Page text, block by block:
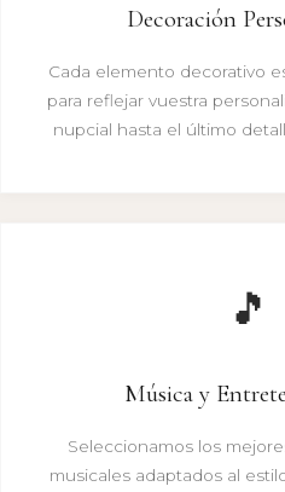
Decoración
Cada elemento decorativo
para reflejar vuestra
nupcial hasta el último
🎵
Música y
Seleccionamos los
musicales adaptados al